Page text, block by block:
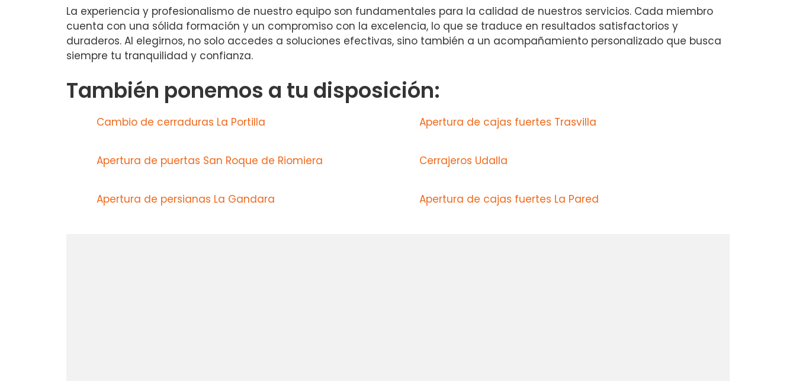
La experiencia y profesionalismo de nuestro equipo son fundamentales para la calidad de nuestros servicios. Cada miembro
cuenta con una sólida formación y un compromiso con la excelencia, lo que se traduce en resultados satisfactorios y
duraderos. Al elegirnos, no solo accedes a soluciones efectivas, sino también a un acompañamiento personalizado que busca
siempre tu tranquilidad y confianza.
También ponemos a tu disposición:
Cambio de cerraduras La Portilla Apertura de cajas fuertes Trasvilla
Apertura de puertas San Roque de Riomiera Cerrajeros Udalla
Apertura de persianas La Gandara Apertura de cajas fuertes La Pared